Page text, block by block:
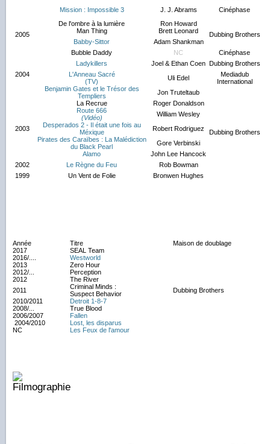
Mission : Impossible 3
J. J. Abrams Cinéphase
2005
De l'ombre à la lumière
Ron Howard
Dubbing Brothers
Man Thing
Brett Leonard
Babby-Sittor
Adam Shankman
2004
Bubble Daddy NC
Cinéphase
Ladykillers
Joel & Ethan Coen Dubbing Brothers
L'Anneau Sacré
(TV)
Uli Edel
Mediadub
International
Benjamin Gates et le Trésor des
Templiers
Jon Truteltaub
Dubbing Brothers
2003
La Recrue
Roger Donaldson
Route 666
(Vidéo)
William Wesley
Desperados 2 - Il était une fois au
Méxique
Robert Rodriguez
Pirates des Caraïbes : La Malédiction
du Black Pearl
Gore Verbinski
Alamo
John Lee Hancock
2002
Le Règne du Feu
Rob Bowman
1999
Un Vent de Folie Bronwen Hughes
Année Titre
Maison de doublage
2017
SEAL Team
Dubbing Brothers
2016/....
Westworld
2013
Zero Hour
2012/...
Perception
2012
The River
2011
Criminal Minds :
Suspect Behavior
2010/2011
Detroit 1-8-7
2008/...
True Blood
2006/2007
Fallen
2004/2010
Lost, les disparus
NC
Les Feux de l'amour